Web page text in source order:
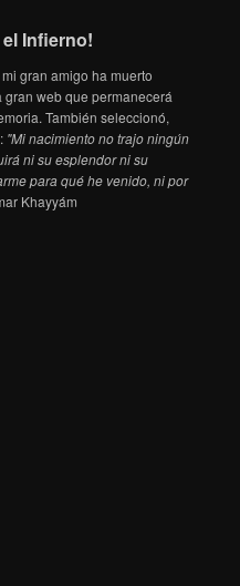
Infierno!
gran amigo ha muerto
web que permanecerá
También seleccionó,
"Mi nacimiento no trajo ningún
ni su esplendor ni su
para qué he venido, ni por
Khayyám